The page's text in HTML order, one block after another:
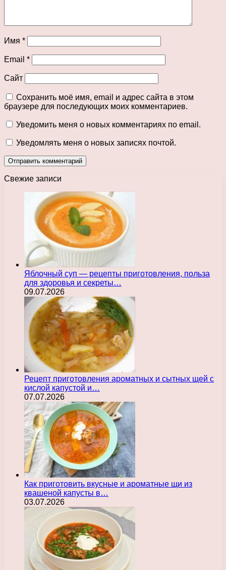
Имя *
Email *
Сайт
Сохранить моё имя, email и адрес сайта в этом
браузере для последующих моих комментариев.
Уведомить меня о новых комментариях по email.
Уведомлять меня о новых записях почтой.
Свежие записи
Яблочный суп — рецепты приготовления, польза
для здоровья и секреты…
09.07.2026
Рецепт приготовления ароматных и сытных щей с
кислой капустой и…
07.07.2026
Как приготовить вкусные и ароматные щи из
квашеной капусты в…
03.07.2026